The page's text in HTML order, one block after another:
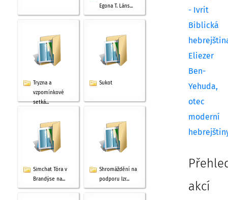
Egona T. Láns...
Tryzna a
vzpomínkové
setká...
Sukot
Simchat Tóra v
Brandýse na...
Shromáždění na
podporu Izr...
- Ivrit
Biblická
Eliezer
Ben-
Yehuda,
otec
moderní
akcí